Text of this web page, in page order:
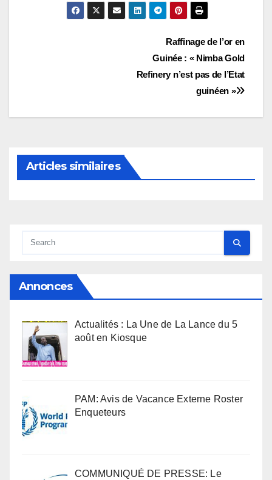
Raffinage de l’or en
Guinée : « Nimba Gold
Refinery n’est pas de l’Etat
guinéen »
Articles similaires
Annonces
Actualités : La Une de La Lance du 5
août en Kiosque
PAM: Avis de Vacance Externe Roster
Enqueteurs
COMMUNIQUÉ DE PRESSE: Le